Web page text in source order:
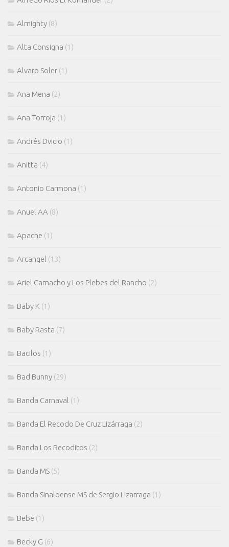
Almighty (8)
Alta Consigna (1)
Alvaro Soler (1)
Ana Mena (2)
Ana Torroja (1)
Andrés Dvicio (1)
Anitta (4)
Antonio Carmona (1)
Anuel AA (8)
Apache (1)
Arcangel (13)
Ariel Camacho y Los Plebes del Rancho (2)
Baby K (1)
Baby Rasta (7)
Bacilos (1)
Bad Bunny (29)
Banda Carnaval (1)
Banda El Recodo De Cruz Lizárraga (2)
Banda Los Recoditos (2)
Banda MS (5)
Banda Sinaloense MS de Sergio Lizarraga (1)
Bebe (1)
Becky G (6)